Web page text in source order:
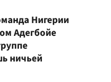
Нигерии
Адегбойе
ничьей